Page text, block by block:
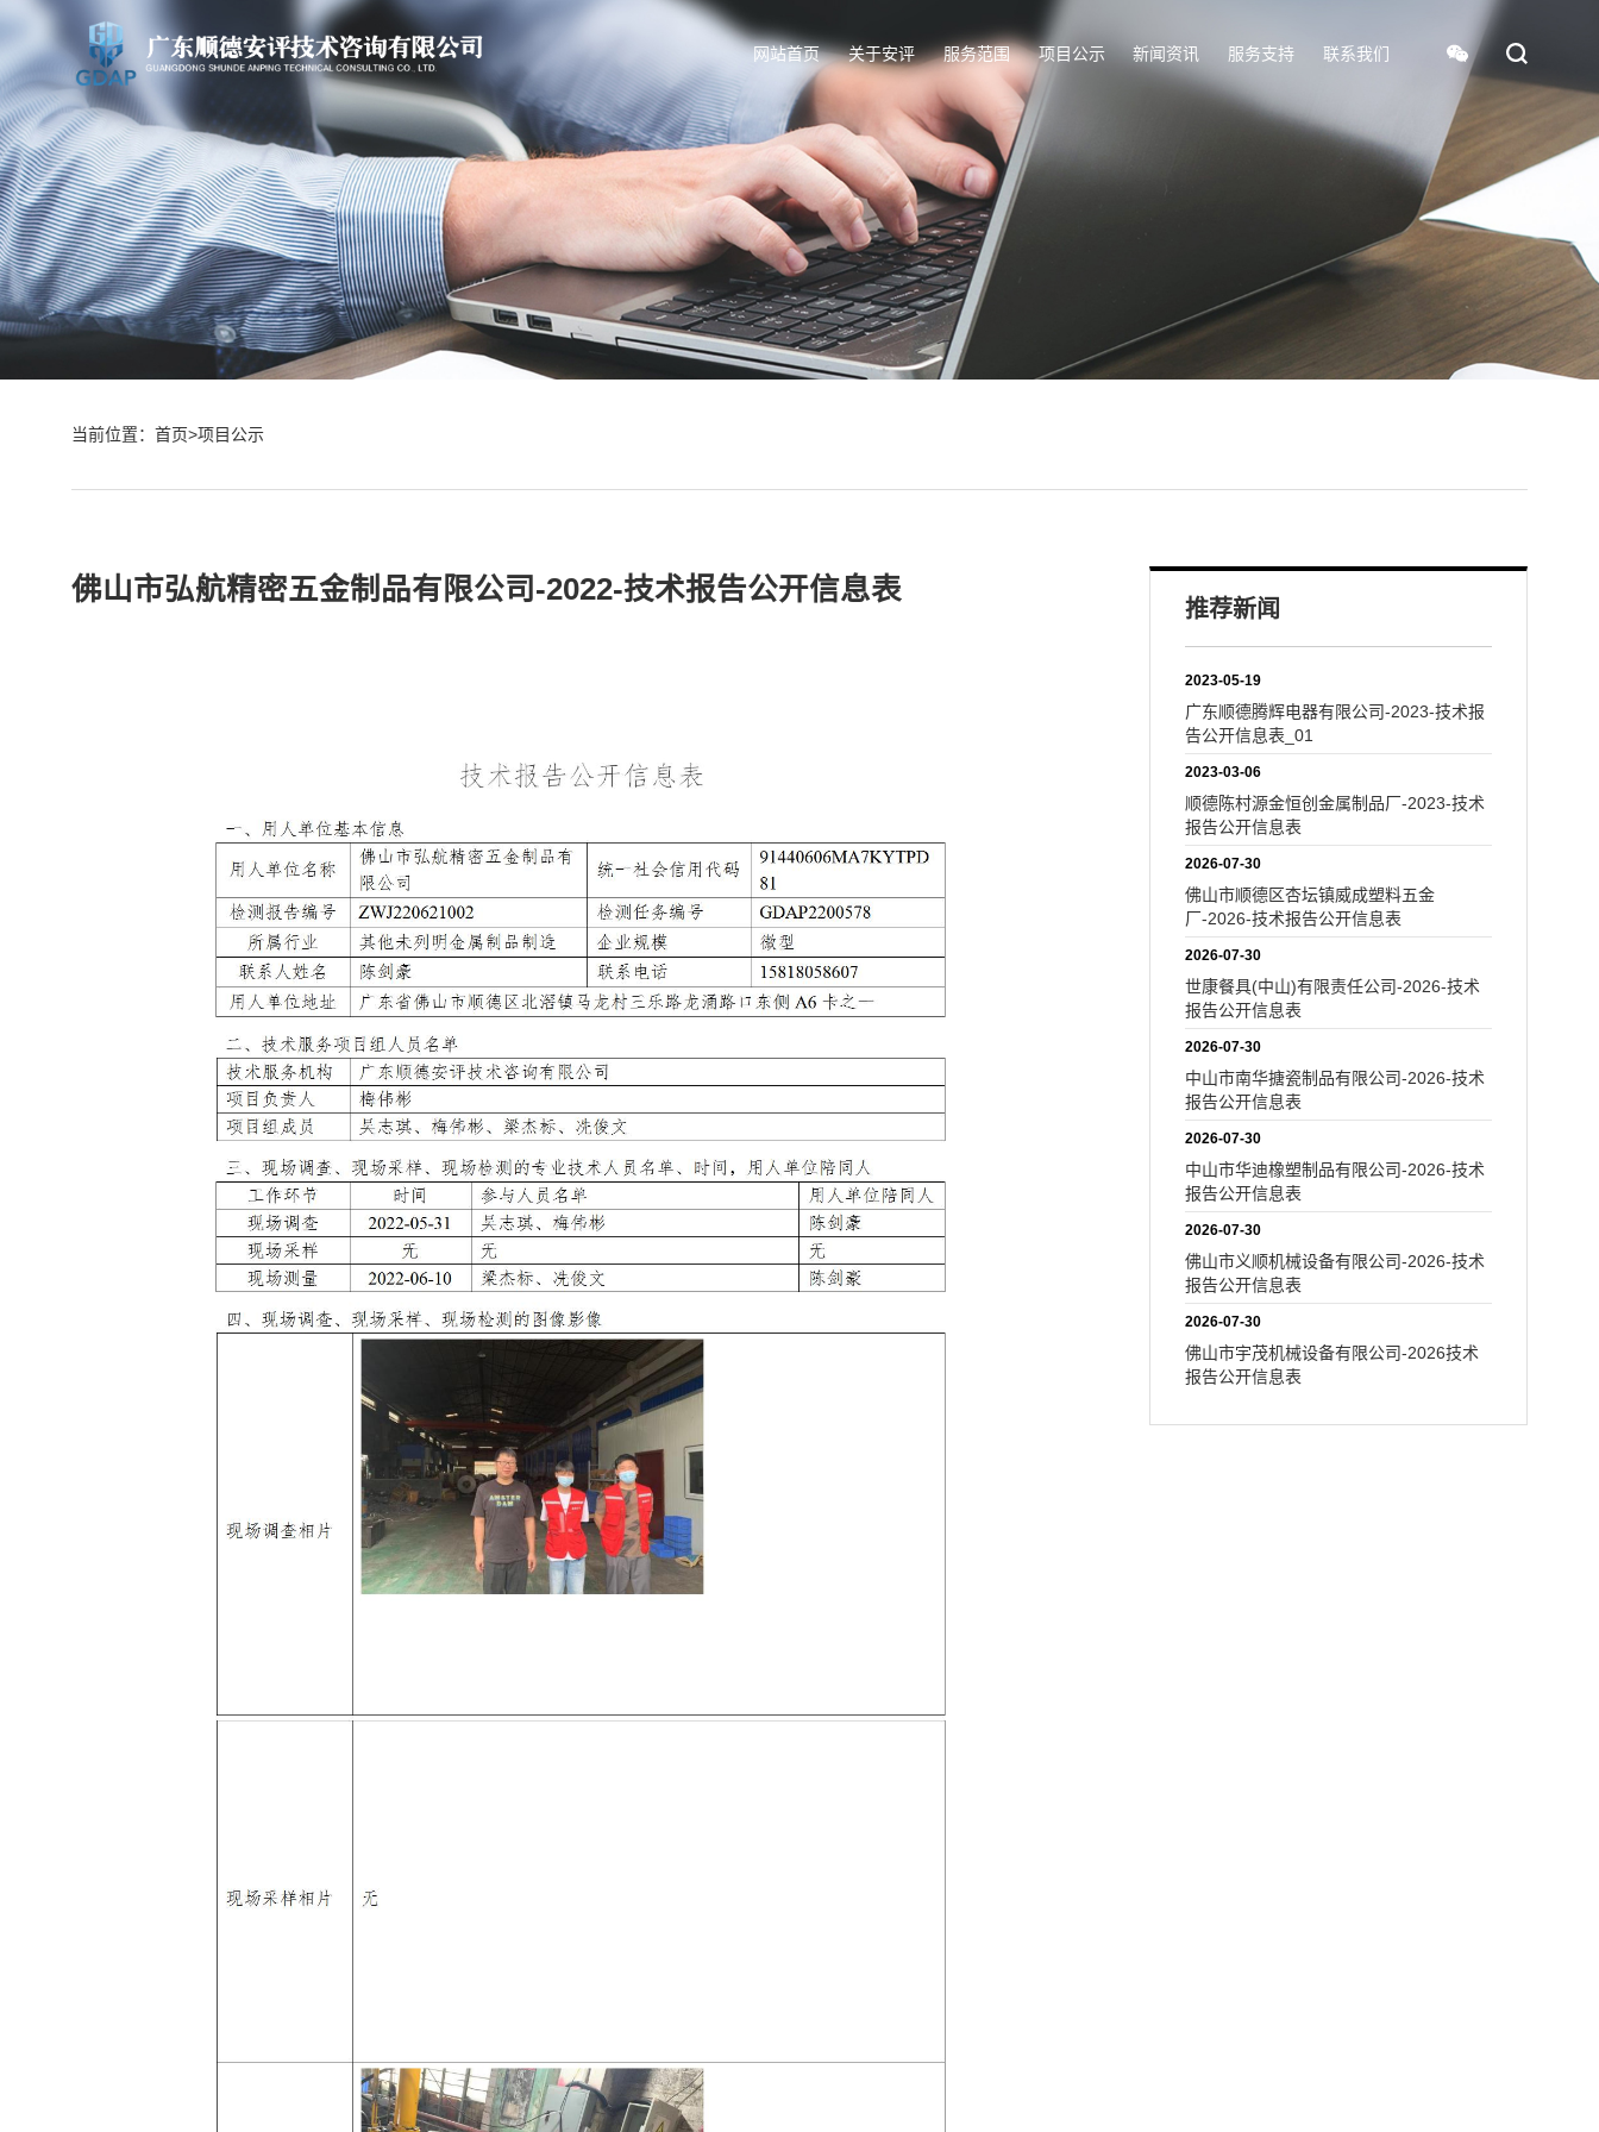
网站首页 关于安评 服务范围 项目公示 新闻资讯 服务支持 联系我们
当前位置： 首页>项目公示
佛山市弘航精密五金制品有限公司-2022-技术报告公开信息表
推荐新闻
2023-05-19
广东顺德腾辉电器有限公司-2023-技术报
告公开信息表_01
2023-03-06
顺德陈村源金恒创金属制品厂-2023-技术
报告公开信息表
2026-07-30
佛山市顺德区杏坛镇威成塑料五金
厂-2026-技术报告公开信息表
2026-07-30
世康餐具(中山)有限责任公司-2026-技术
报告公开信息表
2026-07-30
中山市南华搪瓷制品有限公司-2026-技术
报告公开信息表
2026-07-30
中山市华迪橡塑制品有限公司-2026-技术
报告公开信息表
2026-07-30
佛山市义顺机械设备有限公司-2026-技术
报告公开信息表
2026-07-30
佛山市宇茂机械设备有限公司-2026技术
报告公开信息表